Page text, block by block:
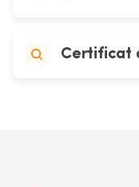
Certificat